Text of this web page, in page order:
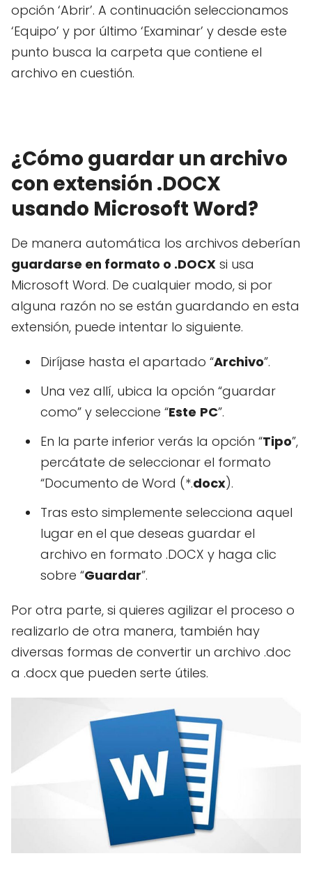
opción ‘Abrir’. A continuación seleccionamos
‘Equipo’ y por último ‘Examinar’ y desde este
punto busca la carpeta que contiene el
archivo en cuestión.
¿Cómo guardar un archivo
con extensión .DOCX
usando Microsoft Word?
De manera automática los archivos deberían
guardarse en formato o .DOCX si usa
Microsoft Word. De cualquier modo, si por
alguna razón no se están guardando en esta
extensión, puede intentar lo siguiente.
Diríjase hasta el apartado “Archivo”.
Una vez allí, ubica la opción “guardar
como” y seleccione “Este PC”.
En la parte inferior verás la opción “Tipo”,
percátate de seleccionar el formato
“Documento de Word (*.docx).
Tras esto simplemente selecciona aquel
lugar en el que deseas guardar el
archivo en formato .DOCX y haga clic
sobre “Guardar”.
Por otra parte, si quieres agilizar el proceso o
realizarlo de otra manera, también hay
diversas formas de convertir un archivo .doc
a .docx que pueden serte útiles.